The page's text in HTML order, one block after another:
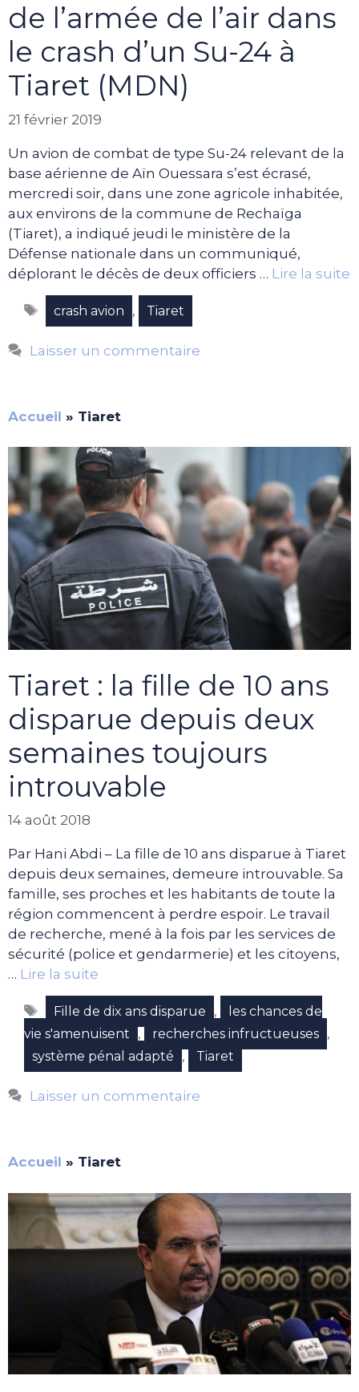
de l’armée de l’air dans
le crash d’un Su-24 à
Tiaret (MDN)
21 février 2019
Un avion de combat de type Su-24 relevant de la
base aérienne de Aïn Ouessara s’est écrasé,
mercredi soir, dans une zone agricole inhabitée,
aux environs de la commune de Rechaïga
(Tiaret), a indiqué jeudi le ministère de la
Défense nationale dans un communiqué,
déplorant le décès de deux officiers … Lire la suite
Étiquettes
crash avion , Tiaret
Laisser un commentaire
Accueil » Tiaret
Tiaret : la fille de 10 ans
disparue depuis deux
semaines toujours
introuvable
14 août 2018
Par Hani Abdi – La fille de 10 ans disparue à Tiaret
depuis deux semaines, demeure introuvable. Sa
famille, ses proches et les habitants de toute la
région commencent à perdre espoir. Le travail
de recherche, mené à la fois par les services de
sécurité (police et gendarmerie) et les citoyens,
… Lire la suite
Étiquettes
Fille de dix ans disparue ,
les chances de
vie s'amenuisent
, recherches infructueuses ,
système pénal adapté , Tiaret
Laisser un commentaire
Accueil » Tiaret